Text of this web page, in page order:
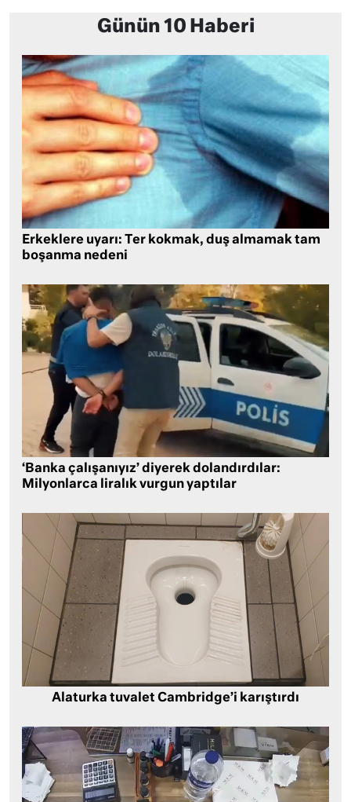
Günün 10 Haberi
Erkeklere uyarı: Ter kokmak, duş almamak tam
boşanma nedeni
‘Banka çalışanıyız’ diyerek dolandırdılar:
Milyonlarca liralık vurgun yaptılar
Alaturka tuvalet Cambridge’i karıştırdı